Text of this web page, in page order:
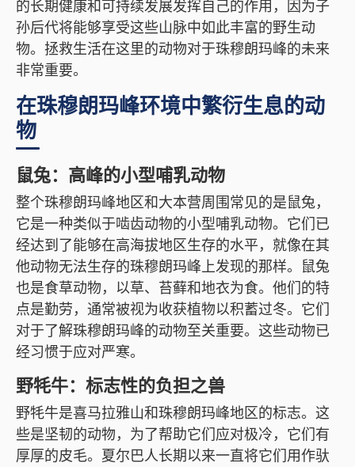
的长期健康和可持续发展发挥自己的作用，因为子
孙后代将能够享受这些山脉中如此丰富的野生动
物。拯救生活在这里的动物对于珠穆朗玛峰的未来
非常重要。
在珠穆朗玛峰环境中繁衍生息的动
物
鼠兔：高峰的小型哺乳动物
整个珠穆朗玛峰地区和大本营周围常见的是鼠兔，
它是一种类似于啮齿动物的小型哺乳动物。它们已
经达到了能够在高海拔地区生存的水平，就像在其
他动物无法生存的珠穆朗玛峰上发现的那样。鼠兔
也是食草动物，以草、苔藓和地衣为食。他们的特
点是勤劳，通常被视为收获植物以积蓄过冬。它们
对于了解珠穆朗玛峰的动物至关重要。这些动物已
经习惯于应对严寒。
野牦牛：标志性的负担之兽
野牦牛是喜马拉雅山和珠穆朗玛峰地区的标志。这
些是坚韧的动物，为了帮助它们应对极冷，它们有
厚厚的皮毛。夏尔巴人长期以来一直将它们用作驮